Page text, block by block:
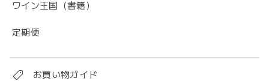
ワイン王国（書籍）
定期便
お買い物ガイド